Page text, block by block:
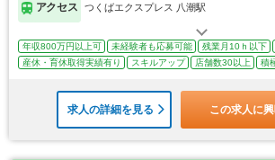
アクセス つくばエクスプレス 八潮駅
年収800万円以上可 未経験者も応募可能 残業月10ｈ以下
産休・育休取得実績有り
スキルアップ 店舗数30以上 積
求人の詳細を見る この求人に